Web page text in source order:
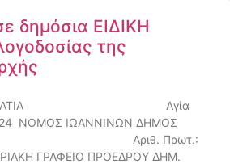
δημόσια ΕΙΔΙΚΗ
της
Αγία
ΝΟΜΟΣ ΙΩΑΝΝΙΝΩΝ ΔΗΜΟΣ
Αριθ. Πρωτ.:
ΓΡΑΦΕΙΟ ΠΡΟΕΔΡΟΥ ΔΗΜ.